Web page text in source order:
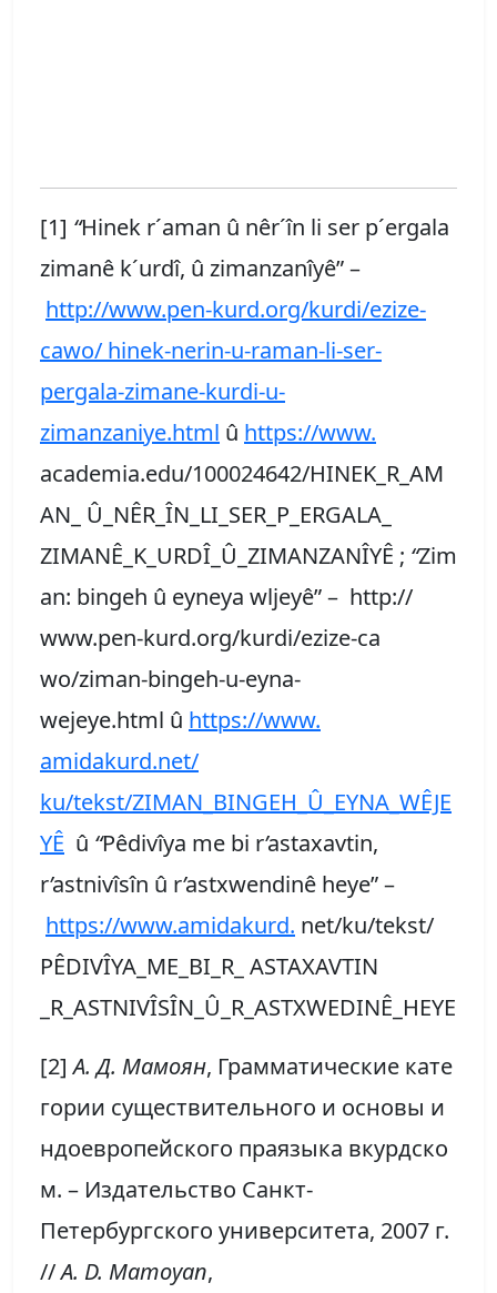
[1] “Hinek r´aman û nêr´în li ser p´ergala
zimanê k´urdî, û zimanzanîyê” –
http://www.pen-kurd.org/kurdi/ezize-
cawo/ hinek-nerin-u-raman-li-ser-
pergala-zimane-kurdi-u-
zimanzaniye.html û https://www.
academia.edu/100024642/HINEK_R_AM
AN_ Û_NÊR_ÎN_LI_SER_P_ERGALA_
ZIMANÊ_K_URDÎ_Û_ZIMANZANÎYÊ ; “Zim
an: bingeh û eyneya wljeyê” – http://
www.pen-kurd.org/kurdi/ezize-ca
wo/ziman-bingeh-u-eyna-
wejeye.html û https://www.
amidakurd.net/
ku/tekst/ZIMAN_BINGEH_Û_EYNA_WÊJE
YÊ û “Pêdivîya me bi r’astaxavtin,
r’astnivîsîn û r’astxwendinê heye” –
https://www.amidakurd. net/ku/tekst/
PÊDIVÎYA_ME_BI_R_ ASTAXAVTIN
_R_ASTNIVÎSÎN_Û_R_ASTXWEDINÊ_HEYE
[2] А.Д. Мамоян, Грамматические кате
гории существительного и основы и
ндоевропейского праязыка вкурдско
м. – Издательство Санкт-
Петербургского университета, 2007 г.
//A. D. Mamoyan,